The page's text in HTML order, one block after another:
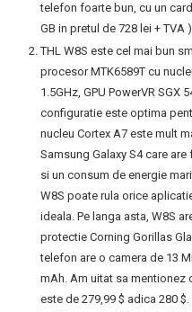
telefon foarte bun, cu un
GB in pretul de 728 lei + TVA )
THL W8S este cel mai bun
procesor MTK6589T cu
1.5GHz, GPU PowerVR SGX
configuratie este optima
nucleu Cortex A7 este mult
Samsung Galaxy S4 care
si un consum de energie
W8S poate rula orice
ideala. Pe langa asta, W8S
protectie Corning Gorillas
telefon are o camera de 13
mAh. Am uitat sa mentionez
este de 279,99 $ adica 280